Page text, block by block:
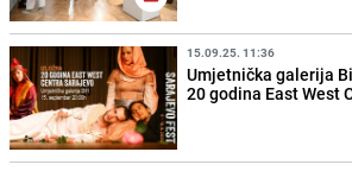
15.09.25. 11:36
Umjetnička galerija
20 godina East West